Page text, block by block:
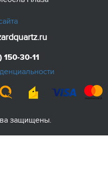
150-30-11
защищены.